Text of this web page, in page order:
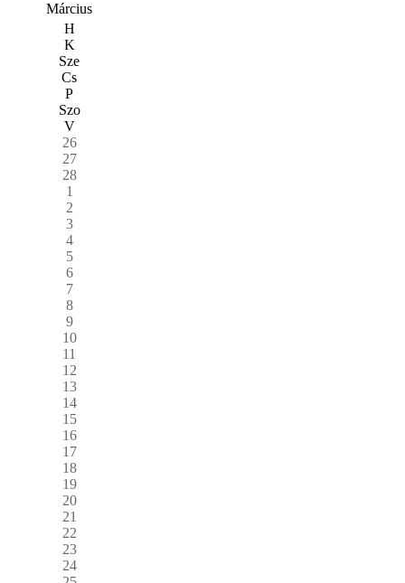
Március
H
K
Sze
Cs
P
Szo
V
26
27
28
1
2
3
4
5
6
7
8
9
10
11
12
13
14
15
16
17
18
19
20
21
22
23
24